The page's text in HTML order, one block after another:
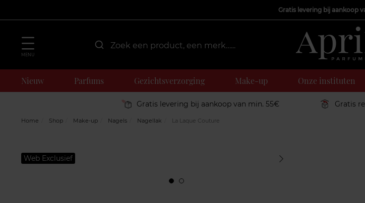
Gratis levering bij aankoop
MENU
Nieuw Parfums Gezichtsverzorging Make-up Onze instituten
Gratis levering bij aankoop van min. 55€ Gratis
Home Shop Make-up Nagels Nagellak La Laque Couture
Web Exclusief